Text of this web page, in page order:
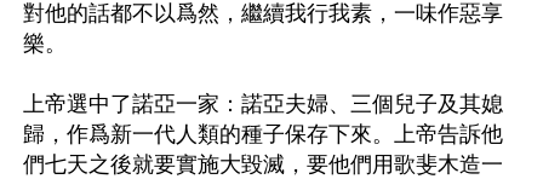
對他的話都不以爲然，繼續我行我素，一味作惡享
樂。
上帝選中了諾亞一家：諾亞夫婦、三個兒子及其媳
歸，作爲新一代人類的種子保存下來。上帝告訴他
們七天之後就要實施大毀滅，要他們用歌斐木造一